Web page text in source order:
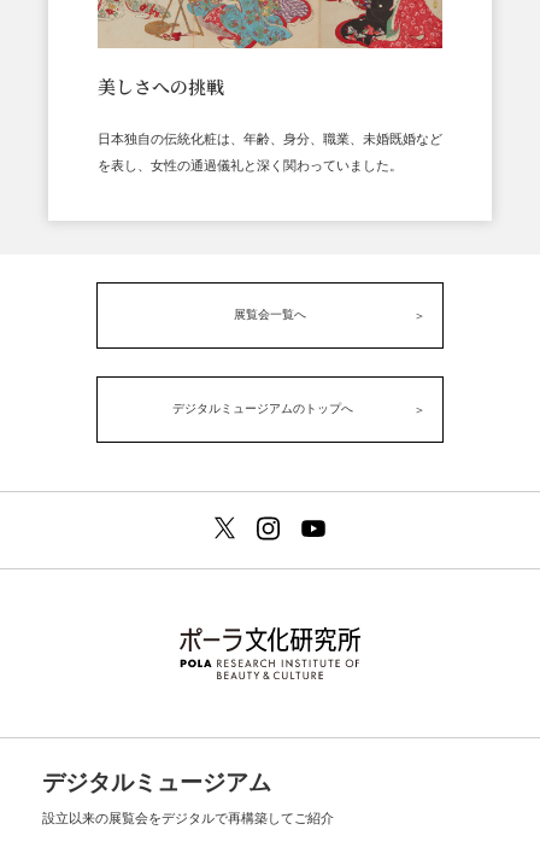
美しさへの挑戦
日本独自の伝統化粧は、年齢、身分、職業、未婚既婚など
を表し、女性の通過儀礼と深く関わっていました。
展覧会一覧へ
デジタルミュージアムのトップへ
デジタルミュージアム
設立以来の展覧会をデジタルで再構築してご紹介